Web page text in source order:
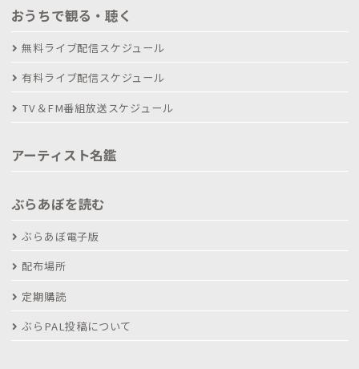
おうちで観る・聴く
無料ライブ配信スケジュール
有料ライブ配信スケジュール
TV＆FM番組放送スケジュール
アーティスト名鑑
ぶらあぼを読む
ぶらあぼ電子版
配布場所
定期購読
ぶらPAL投稿について